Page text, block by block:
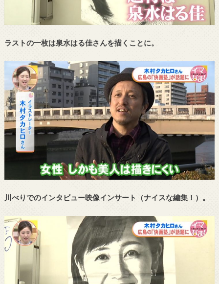
ラストの一枚は泉水はる佳さんを描くことに。
川べりでのインタビュー映像インサート（ナイスな編集！）。